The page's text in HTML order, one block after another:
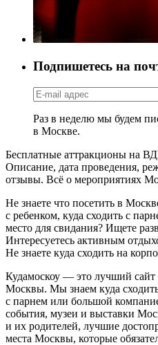
Подпишетесь на
Раз в неделю мы будем
в Москве.
Бесплатные аттракционы на
Описание, дата проведения,
отзывы. Всё о мероприятиях
Не знаете что посетить в
с ребенком, куда сходить с
место для свидания? Ищете
Интересуетесь активным
Не знаете куда сходить на
Кудамоскоу — это лучший
Москвы. Мы знаем куда
с парнем или большой
события, музеи и выставки
и их родителей, лучшие
места Москвы, которые